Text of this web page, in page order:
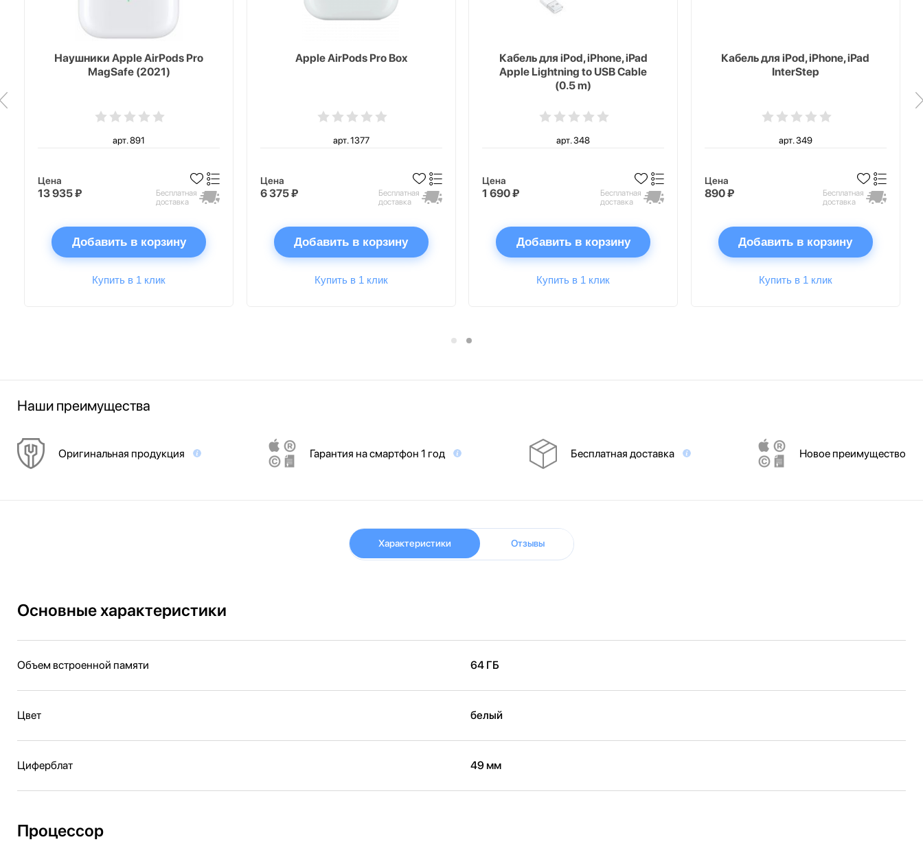
Наушники Apple AirPods Pro
MagSafe (2021)
арт. 891
Цена
13 935 ₽
Бесплатная
доставка
Добавить в корзину
Купить в 1 клик
Apple AirPods Pro Box
арт. 1377
Цена
6 375 ₽
Бесплатная
доставка
Добавить в корзину
Купить в 1 клик
Кабель для iPod, iPhone, iPad
Apple Lightning to USB Cable
(0.5 m)
арт. 348
Цена
1 690 ₽
Бесплатная
доставка
Добавить в корзину
Купить в 1 клик
Кабель для iPod, iPhone, iPad
InterStep
арт. 349
Цена
890 ₽
Бесплатная
доставка
Добавить в корзину
Купить в 1 клик
Наши преимущества
Оригинальная продукция Гарантия на смартфон 1 год Бесплатная доставка Новое преимущество
Характеристики Отзывы
Основные характеристики
Объем встроенной памяти 64 ГБ
Цвет белый
Циферблат 49 мм
Процессор